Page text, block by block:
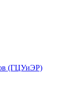
(ГЦУиЭР)